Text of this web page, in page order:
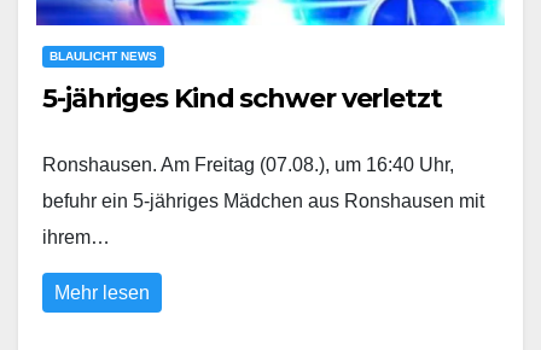
BLAULICHT NEWS
5-jähriges Kind schwer verletzt
Ronshausen. Am Freitag (07.08.), um 16:40 Uhr,
befuhr ein 5-jähriges Mädchen aus Ronshausen mit
ihrem…
Mehr lesen